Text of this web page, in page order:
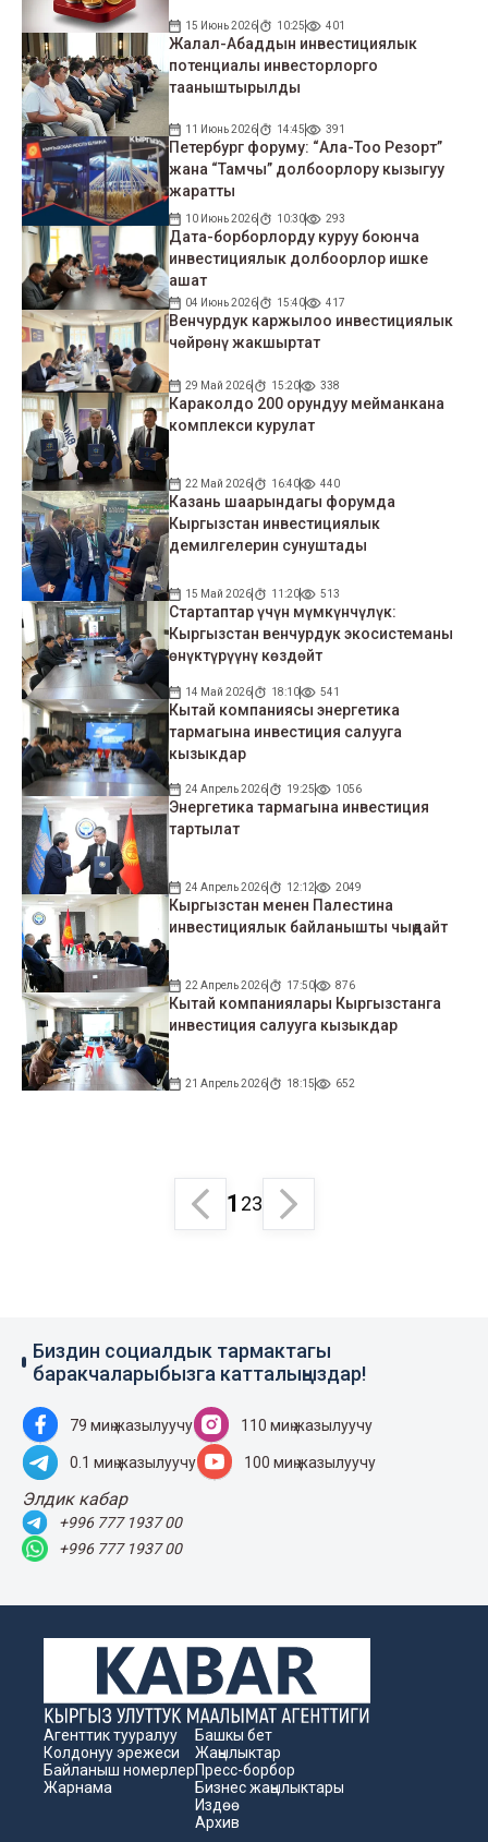
15 Июнь 2026 10:25 401
Жалал-Абаддын инвестициялык
потенциалы инвесторлорго
тааныштырылды
11 Июнь 2026 14:45 391
Петербург форуму: “Ала-Тоо Резорт”
жана “Тамчы” долбоорлору кызыгуу
жаратты
10 Июнь 2026 10:30 293
Дата-борборлорду куруу боюнча
инвестициялык долбоорлор ишке
ашат
04 Июнь 2026 15:40 417
Венчурдук каржылоо инвестициялык
чөйрөнү жакшыртат
29 Май 2026 15:20 338
Караколдо 200 орундуу мейманкана
комплекси курулат
22 Май 2026 16:40 440
Казань шаарындагы форумда
Кыргызстан инвестициялык
демилгелерин сунуштады
15 Май 2026 11:20 513
Стартаптар үчүн мүмкүнчүлүк:
Кыргызстан венчурдук экосистеманы
өнүктүрүүнү көздөйт
14 Май 2026 18:10 541
Кытай компаниясы энергетика
тармагына инвестиция салууга
кызыкдар
24 Апрель 2026 19:25 1056
Энергетика тармагына инвестиция
тартылат
24 Апрель 2026 12:12 2049
Кыргызстан менен Палестина
инвестициялык байланышты чыңдайт
22 Апрель 2026 17:50 876
Кытай компаниялары Кыргызстанга
инвестиция салууга кызыкдар
21 Апрель 2026 18:15 652
1 23
Биздин социалдык тармактагы
баракчаларыбызга катталыңыздар!
79 миң жазылуучу 110 миң жазылуучу
0.1 миң жазылуучу 100 миң жазылуучу
Элдик кабар
+996 777 1937 00
+996 777 1937 00
Агенттик тууралуу
Колдонуу эрежеси
Байланыш номерлер
Жарнама
Башкы бет
Жаңылыктар
Пресс-борбор
Бизнес жаңылыктары
Издөө
Архив